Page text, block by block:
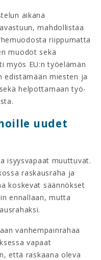
aikana
mahdollistaa
riippumatta
muodot sekä
myös EU:n työelämän
edistämään miesten ja
helpottamaan työ-
uudet
isyysvapaat muuttuvat.
raskausraha ja
koskevat säännökset
ennallaan, mutta
vanhempainrahaa
vapaat
että raskaana oleva